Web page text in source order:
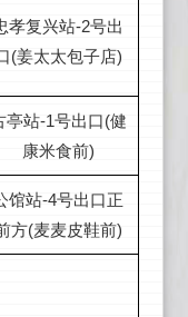
孝复兴站-2号出
(姜太太包子店)
亭站-1号出口(健
康米食前)
馆站-4号出口正
方(麦麦皮鞋前)